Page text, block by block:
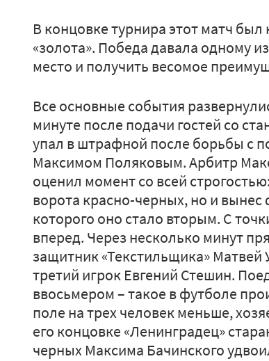
В концовке турнира этот матч
«золота». Победа давала одному
место и получить весомое
Все основные события
минуте после подачи гостей со
упал в штрафной после борьбы с
Максимом Поляковым. Арбитр
оценил момент со всей
ворота красно-черных, но и
которого оно стало вторым. С
вперед. Через несколько минут
защитник «Текстильщика» Матвей
третий игрок Евгений Стешин.
ввосьмером – такое в футболе
поле на трех человек меньше,
его концовке «Ленинградец»
черных Максима Бачинского